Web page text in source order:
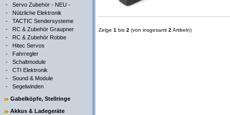
- Servo Zubehör - NEU -
- Nützliche Elektronik
- TACTIC Sendersysteme
- RC & Zubehör Graupner
- RC & Zubehör Robbe
- Hitec Servos
- Fahrregler
- Schaltmodule
- CTI Elektronik
- Sound & Module
- Segelwinden
Gabelköpfe, Stellringe
Akkus & Ladegeräte
Zeige 1 bis 2 (von insgesamt 2 Artikeln)